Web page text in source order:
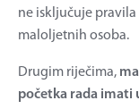
ne isključuje
maloljetnih osoba.
Drugim riječima,
početka rada imati